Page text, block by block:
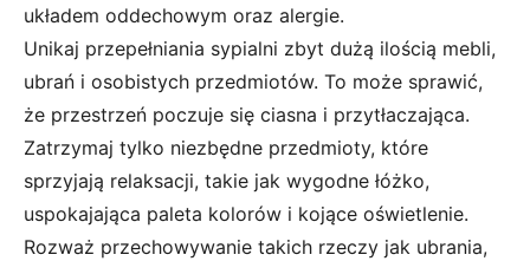
układem oddechowym oraz alergie.
Unikaj przepełniania sypialni zbyt dużą ilością mebli,
ubrań i osobistych przedmiotów. To może sprawić,
że przestrzeń poczuje się ciasna i przytłaczająca.
Zatrzymaj tylko niezbędne przedmioty, które
sprzyjają relaksacji, takie jak wygodne łóżko,
uspokajająca paleta kolorów i kojące oświetlenie.
Rozważ przechowywanie takich rzeczy jak ubrania,